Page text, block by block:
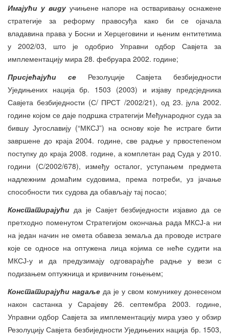
Имајући у видуучињене напоре на остваривању оснажене
стратегије за реформу правосуђа како би се ојачала
владавина права у Босни и Херцеговини и њеним ентитетима
у 2002/03, што је одобрио Управни одбор Савјета за
имплементацију мира 28. фебруара 2002. године;
Присјећајући се Резолуције Савјета безбиједности
Уједињених нација бр. 1503 (2003) и изјаву предсједника
Савјета безбиједности (С/ ПРСТ /2002/21), од 23. јула 2002.
године којом се даје подршка стратегији Међународног суда за
бившу Југославију (“МКСЈ”) на основу које ће истраге бити
завршене до краја 2004. године, све радње у првостепеном
поступку до краја 2008. године, а комплетан рад Суда у 2010.
години (С/2002/678), између осталог, уступањем предмета
надлежним домаћим судовима, према потреби, уз јачање
способности тих судова да обављају тај посао;
Констатирајући да је Савјет безбиједности изјавио да се
претходно поменутом Стратегијом окончања рада МКСЈ-а ни
на један начин не омета обавеза земаља да проводе истраге
које се односе на оптужена лица којима се неће судити на
МКСЈ-у и да предузимају одговарајуће радње у вези с
подизањем оптужница и кривичним гоњењем;
Констатирајући надаље да је у свом комуникеу донесеном
након састанка у Сарајеву 26. септембра 2003. године,
Управни одбор Савјета за имплементацију мира узео у обзир
Резолуцију Савјета безбиједности Уједињених нација бр. 1503,